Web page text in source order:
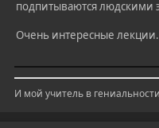
подпитываются людскими
Очень интересные
И мой учитель в